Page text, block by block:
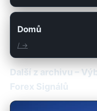
Domů
/ →
Další z archivu –
Forex Signálů